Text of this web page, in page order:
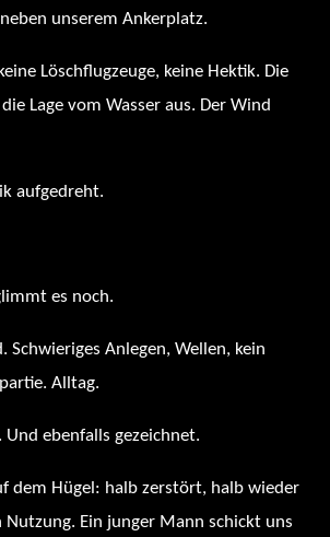
unserem Ankerplatz.
Löschflugzeuge, keine Hektik. Die
Lage vom Wasser aus. Der Wind
aufgedreht.
es noch.
Schwieriges Anlegen, Wellen, kein
Alltag.
Und ebenfalls gezeichnet.
dem Hügel: halb zerstört, halb wieder
Ein junger Mann schickt uns